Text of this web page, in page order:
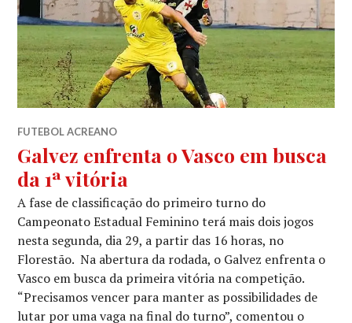
FUTEBOL ACREANO
Galvez enfrenta o Vasco em busca
da 1ª vitória
A fase de classificação do primeiro turno do
Campeonato Estadual Feminino terá mais dois jogos
nesta segunda, dia 29, a partir das 16 horas, no
Florestão. Na abertura da rodada, o Galvez enfrenta o
Vasco em busca da primeira vitória na competição.
“Precisamos vencer para manter as possibilidades de
lutar por uma vaga na final do turno”, comentou o